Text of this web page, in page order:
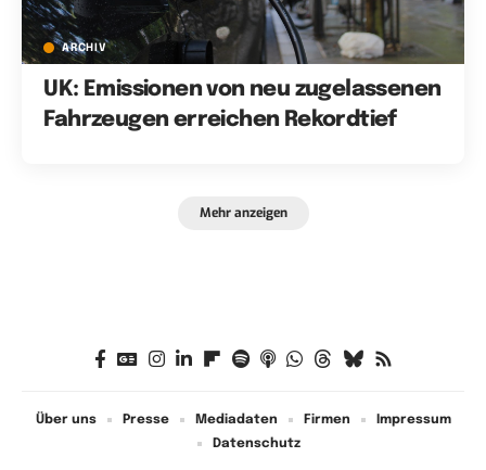
ARCHIV
UK: Emissionen von neu zugelassenen
Fahrzeugen erreichen Rekordtief
Mehr anzeigen
Über uns Presse Mediadaten Firmen
Impressum
Datenschutz